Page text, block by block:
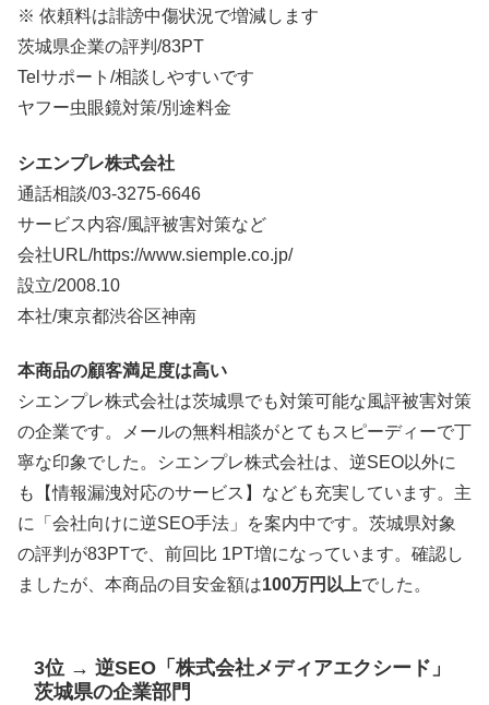
※ 依頼料は誹謗中傷状況で増減します
茨城県企業の評判/83PT
Telサポート/相談しやすいです
ヤフー虫眼鏡対策/別途料金
シエンプレ株式会社
通話相談/03-3275-6646
サービス内容/風評被害対策など
会社URL/https://www.siemple.co.jp/
設立/2008.10
本社/東京都渋谷区神南
本商品の顧客満足度は高い
シエンプレ株式会社は茨城県でも対策可能な風評被害対策
の企業です。メールの無料相談がとてもスピーディーで丁
寧な印象でした。シエンプレ株式会社は、逆SEO以外に
も【情報漏洩対応のサービス】なども充実しています。主
に「会社向けに逆SEO手法」を案内中です。茨城県対象
の評判が83PTで、前回比 1PT増になっています。確認し
ましたが、本商品の目安金額は100万円以上でした。
3位 → 逆SEO「株式会社メディアエクシード」
茨城県の企業部門